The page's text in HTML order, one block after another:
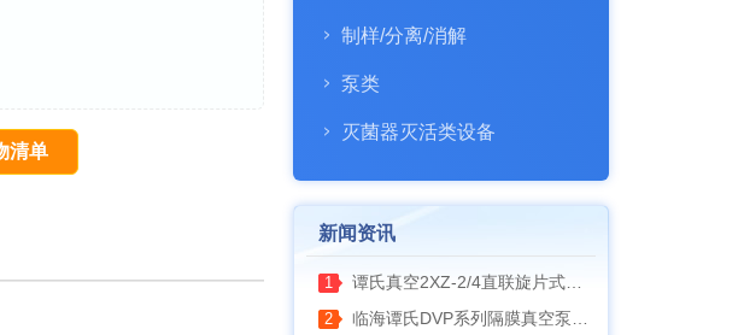
清单
制样/分离/消解
泵类
灭菌器灭活类设备
新闻资讯
1 谭氏真空2XZ-2/4直联旋片式真空泵全面升级，取消气镇阀、油镜变大更便捷
2 临海谭氏DVP系列隔膜真空泵：抗腐蚀、高稳定性的实验室与工业真空解决方案